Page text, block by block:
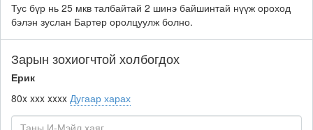
Тус бүр нь 25 мкв талбайтай 2 шинэ байшинтай нүүж ороход
бэлэн зуслан Бартер оролцуулж болно.
Зарын зохиогчтой холбогдох
Ерик
80x xxx xxxx Дугаар харах